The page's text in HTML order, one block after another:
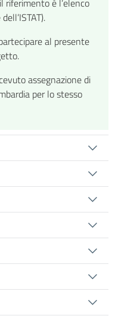
riferimento è l’elenco
al presente
assegnazione di
per lo stesso